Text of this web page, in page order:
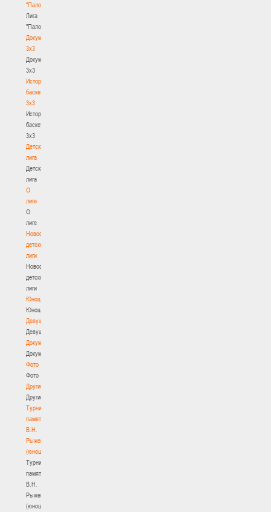
"Палова"
Лига
"Палова"
Документы
3х3
Документы
3х3
История
баскетбола
3х3
История
баскетбола
3х3
Детская
лига
Детская
лига
О
лиге
О
лиге
Новости
детской
лиги
Новости
детской
лиги
Юноши
Юноши
Девушки
Девушки
Документы
Документы
Фото
Фото
Другие
Другие
Турнир
памяти
В.Н.
Рыженкова
(юноши)
Турнир
памяти
В.Н.
Рыженкова
(юноши)